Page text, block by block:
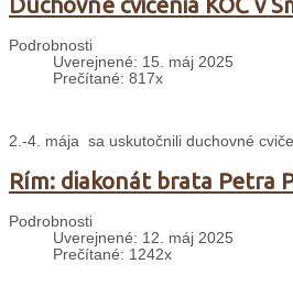
Podrobnosti
Uverejnené: 15. máj 2025
Prečítané: 817x
2.-4. mája sa uskutočnili duchovné
Rím: diakonát brata Petra
Podrobnosti
Uverejnené: 12. máj 2025
Prečítané: 1242x